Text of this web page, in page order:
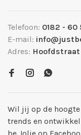
Telefoon: 0182 - 60
E-mail:
Adres: Hoofdstraat
Wil jij op de
trends en